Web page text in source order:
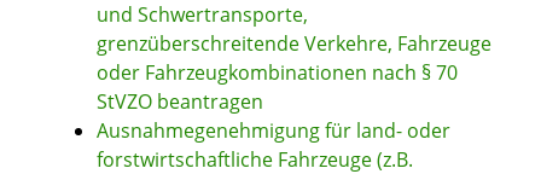
und Schwertransporte,
grenzüberschreitende Verkehre, Fahrzeuge
oder Fahrzeugkombinationen nach § 70
StVZO beantragen
Ausnahmegenehmigung für land- oder
forstwirtschaftliche Fahrzeuge (z.B.